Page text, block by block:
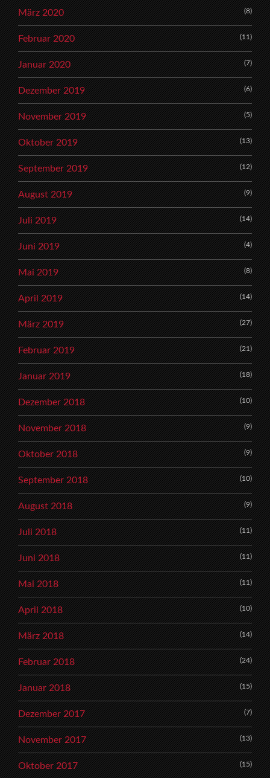
März 2020 (8)
Februar 2020 (11)
Januar 2020 (7)
Dezember 2019 (6)
November 2019 (5)
Oktober 2019 (13)
September 2019 (12)
August 2019 (9)
Juli 2019 (14)
Juni 2019 (4)
Mai 2019 (8)
April 2019 (14)
März 2019 (27)
Februar 2019 (21)
Januar 2019 (18)
Dezember 2018 (10)
November 2018 (9)
Oktober 2018 (9)
September 2018 (10)
August 2018 (9)
Juli 2018 (11)
Juni 2018 (11)
Mai 2018 (11)
April 2018 (10)
März 2018 (14)
Februar 2018 (24)
Januar 2018 (15)
Dezember 2017 (7)
November 2017 (13)
Oktober 2017 (15)